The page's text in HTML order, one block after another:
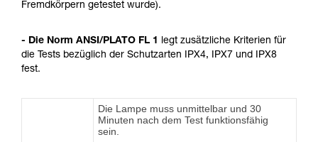
Fremdkörpern getestet wurde).
- Die Norm ANSI/PLATO FL 1 legt zusätzliche Kriterien für
die Tests bezüglich der Schutzarten IPX4, IPX7 und IPX8
fest.
Die Lampe muss unmittelbar und 30
Minuten nach dem Test funktionsfähig
sein.